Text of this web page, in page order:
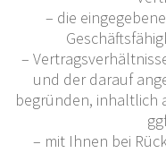
– die
–
und der darauf
begründen, inhaltlich
– mit Ihnen bei